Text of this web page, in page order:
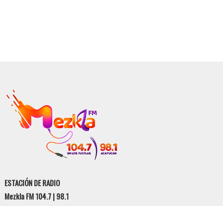
ESTACIÓN DE RADIO
Mezkla FM 104.7 | 98.1